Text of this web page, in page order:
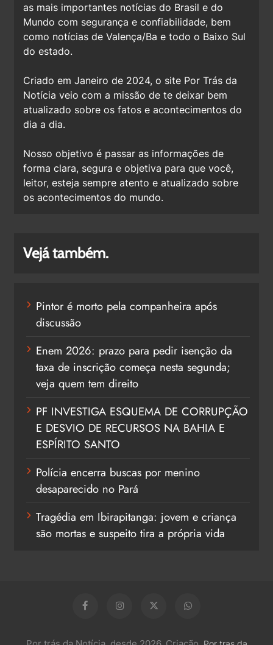
as mais importantes notícias do Brasil e do
Mundo com segurança e confiabilidade, bem
como notícias de Valença/Ba e todo o Baixo Sul
do estado.
Criado em Janeiro de 2024, o site Por Trás da
Notícia veio com a missão de te deixar bem
atualizado sobre os fatos e acontecimentos do
dia a dia.
Nosso objetivo é passar as informações de
forma clara, segura e objetiva para que você,
leitor, esteja sempre atento e atualizado sobre
os acontecimentos do mundo.
Vejá também.
Pintor é morto pela companheira após
discussão
Enem 2026: prazo para pedir isenção da
taxa de inscrição começa nesta segunda;
veja quem tem direito
PF INVESTIGA ESQUEMA DE CORRUPÇÃO
E DESVIO DE RECURSOS NA BAHIA E
ESPÍRITO SANTO
Polícia encerra buscas por menino
desaparecido no Pará
Tragédia em Ibirapitanga: jovem e criança
são mortas e suspeito tira a própria vida